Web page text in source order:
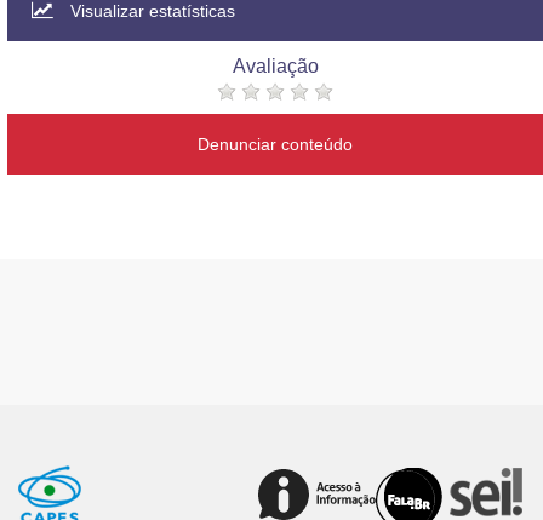
Visualizar estatísticas
Avaliação
Denunciar conteúdo